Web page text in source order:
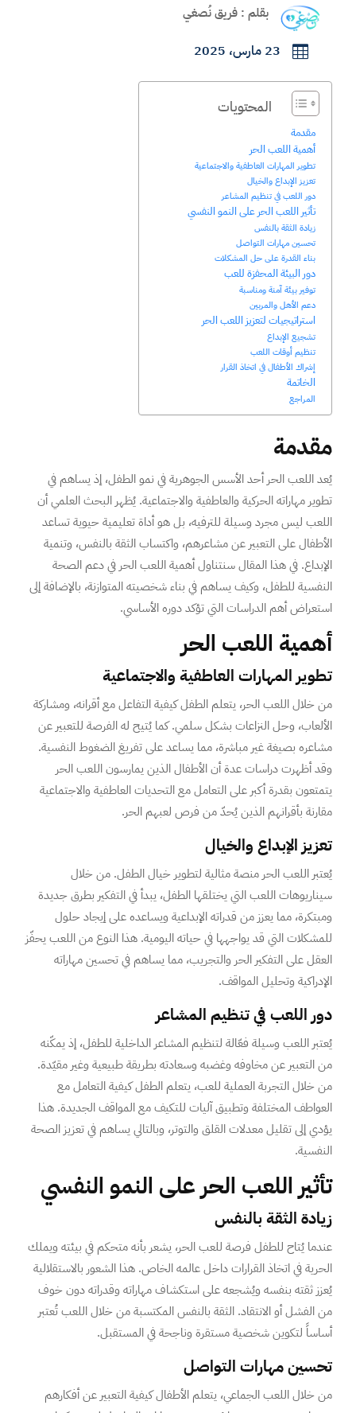
بقلم : فريق نُصغي
 23 مارس، 2025
المحتويات
مقدمة
أهمية اللعب الحر
تطوير المهارات العاطفية والاجتماعية
تعزيز الإبداع والخيال
دور اللعب في تنظيم المشاعر
تأثير اللعب الحر على النمو النفسي
زيادة الثقة بالنفس
تحسين مهارات التواصل
بناء القدرة على حل المشكلات
دور البيئة المحفزة للعب
توفير بيئة آمنة ومناسبة
دعم الأهل والمربين
استراتيجيات لتعزيز اللعب الحر
تشجيع الإبداع
تنظيم أوقات اللعب
إشراك الأطفال في اتخاذ القرار
الخاتمة
المراجع
مقدمة
يُعد اللعب الحر أحد الأسس الجوهرية في نمو الطفل، إذ يساهم في
تطوير مهاراته الحركية والعاطفية والاجتماعية. يُظهر البحث العلمي أن
اللعب ليس مجرد وسيلة للترفيه، بل هو أداة تعليمية حيوية تساعد
الأطفال على التعبير عن مشاعرهم، واكتساب الثقة بالنفس، وتنمية
الإبداع. في هذا المقال سنتناول أهمية اللعب الحر في دعم الصحة
النفسية للطفل، وكيف يساهم في بناء شخصيته المتوازنة، بالإضافة إلى
استعراض أهم الدراسات التي تؤكد دوره الأساسي.
أهمية اللعب الحر
تطوير المهارات العاطفية والاجتماعية
من خلال اللعب الحر، يتعلم الطفل كيفية التفاعل مع أقرانه، ومشاركة
الألعاب، وحل النزاعات بشكل سلمي. كما يُتيح له الفرصة للتعبير عن
مشاعره بصيغة غير مباشرة، مما يساعد على تفريغ الضغوط النفسية.
وقد أظهرت دراسات عدة أن الأطفال الذين يمارسون اللعب الحر
يتمتعون بقدرة أكبر على التعامل مع التحديات العاطفية والاجتماعية
مقارنة بأقرانهم الذين يُحدّ من فرص لعبهم الحر.
تعزيز الإبداع والخيال
يُعتبر اللعب الحر منصة مثالية لتطوير خيال الطفل. من خلال
سيناريوهات اللعب التي يختلقها الطفل، يبدأ في التفكير بطرق جديدة
ومبتكرة، مما يعزز من قدراته الإبداعية ويساعده على إيجاد حلول
للمشكلات التي قد يواجهها في حياته اليومية. هذا النوع من اللعب يحفّز
العقل على التفكير الحر والتجريب، مما يساهم في تحسين مهاراته
الإدراكية وتحليل المواقف.
دور اللعب في تنظيم المشاعر
يُعتبر اللعب وسيلة فعّالة لتنظيم المشاعر الداخلية للطفل، إذ يمكّنه
من التعبير عن مخاوفه وغضبه وسعادته بطريقة طبيعية وغير مقيّدة.
من خلال التجربة العملية للعب، يتعلم الطفل كيفية التعامل مع
العواطف المختلفة وتطبيق آليات للتكيف مع المواقف الجديدة. هذا
يؤدي إلى تقليل معدلات القلق والتوتر، وبالتالي يساهم في تعزيز الصحة
النفسية.
تأثير اللعب الحر على النمو النفسي
زيادة الثقة بالنفس
عندما يُتاح للطفل فرصة للعب الحر، يشعر بأنه متحكم في بيئته ويملك
الحرية في اتخاذ القرارات داخل عالمه الخاص. هذا الشعور بالاستقلالية
يُعزز ثقته بنفسه ويُشجعه على استكشاف مهاراته وقدراته دون خوف
من الفشل أو الانتقاد. الثقة بالنفس المكتسبة من خلال اللعب تُعتبر
أساساً لتكوين شخصية مستقرة وناجحة في المستقبل.
تحسين مهارات التواصل
من خلال اللعب الجماعي، يتعلم الأطفال كيفية التعبير عن أفكارهم